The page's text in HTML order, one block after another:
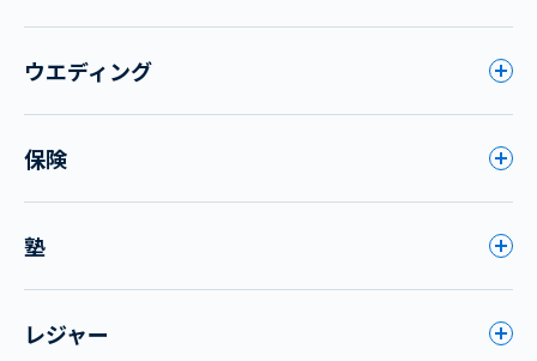
ウエディング
保険
塾
レジャー